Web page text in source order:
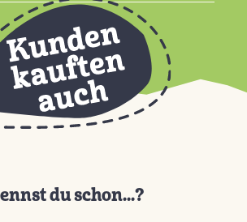
du schon...?